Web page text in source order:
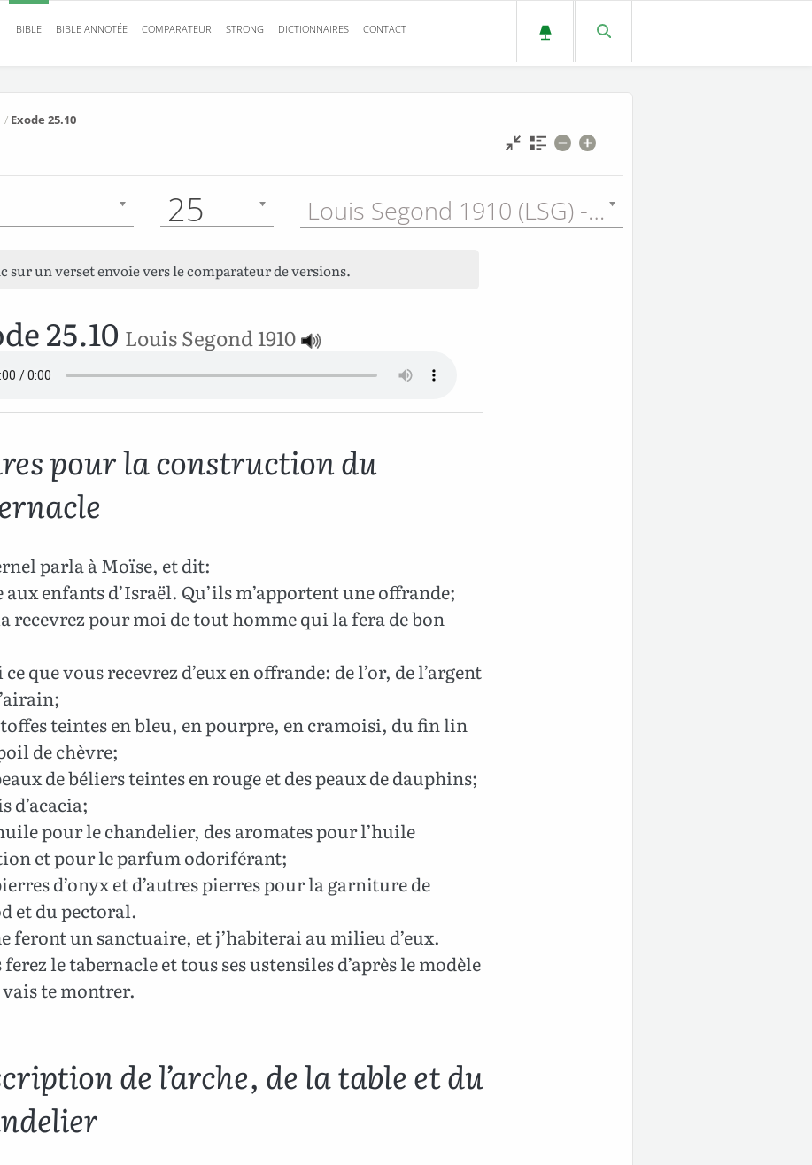
BIBLE BIBLE ANNOTÉE COMPARATEUR STRONG DICTIONNAIRES CONTACT
/ Exode 25.10
25 Louis Segond 1910 (LSG) - 1910
sur un verset envoie vers le comparateur de versions.
25.10 Louis Segond 1910
pour la construction du
parla à Moïse, et dit:
aux enfants d’Israël. Qu’ils m’apportent une offrande;
recevrez pour moi de tout homme qui la fera de bon
que vous recevrez d’eux en offrande: de l’or, de l’argent
teintes en bleu, en pourpre, en cramoisi, du fin lin
de chèvre;
de béliers teintes en rouge et des peaux de dauphins;
d’acacia;
pour le chandelier, des aromates pour l’huile
et pour le parfum odoriférant;
d’onyx et d’autres pierres pour la garniture de
et du pectoral.
feront un sanctuaire, et j’habiterai au milieu d’eux.
ferez le tabernacle et tous ses ustensiles d’après le modèle
vais te montrer.
de l’arche, de la table et du